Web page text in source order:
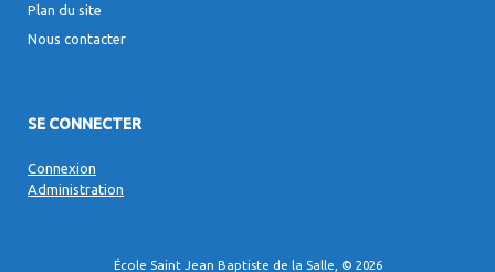
Plan du site
Nous contacter
SE CONNECTER
Connexion
Administration
École Saint Jean Baptiste de la Salle, © 2026